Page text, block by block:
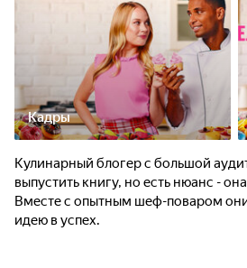
Кадры
Кулинарный блогер с большой
выпустить книгу, но есть нюанс -
Вместе с опытным шеф-поваром
идею в успех.